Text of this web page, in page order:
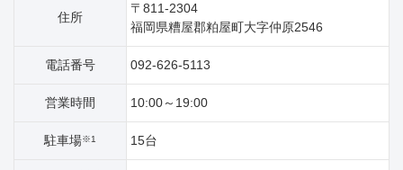
住所
〒811-2304
福岡県糟屋郡粕屋町大字仲原2546
電話番号 092-626-5113
営業時間 10:00～19:00
駐車場※1 15台